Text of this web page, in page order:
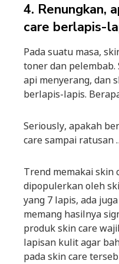
4. Renungkan,
care berlapis-
Pada suatu masa,
toner dan pelembab.
api menyerang, dan
berlapis-lapis.
Seriously, apakah
care sampai ratusan
Trend memakai skin
dipopulerkan oleh
yang 7 lapis, ada
memang hasilnya
produk skin care
lapisan kulit agar
pada skin care